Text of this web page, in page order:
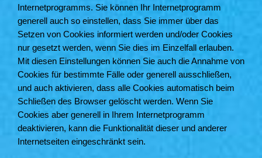
Internetprogramms. Sie können Ihr Internetprogramm
generell auch so einstellen, dass Sie immer über das
Setzen von Cookies informiert werden und/oder Cookies
nur gesetzt werden, wenn Sie dies im Einzelfall erlauben.
Mit diesen Einstellungen können Sie auch die Annahme von
Cookies für bestimmte Fälle oder generell ausschließen,
und auch aktivieren, dass alle Cookies automatisch beim
Schließen des Browser gelöscht werden. Wenn Sie
Cookies aber generell in Ihrem Internetprogramm
deaktivieren, kann die Funktionalität dieser und anderer
Internetseiten eingeschränkt sein.